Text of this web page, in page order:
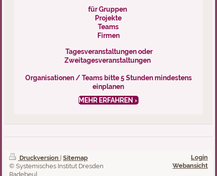
für Gruppen
Projekte
Teams
Firmen
Tagesveranstaltungen oder
Zweitagesveranstaltungen
Organisationen / Teams bitte 5 Stunden mindestens
einplanen
MEHR ERFAHREN
Druckversion | Sitemap
© Systemisches Institut Dresden
Radebeul
Login
Webansicht